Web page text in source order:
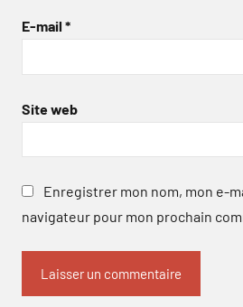
E-mail *
Site web
Enregistrer mon nom, mon e-
navigateur pour mon prochain